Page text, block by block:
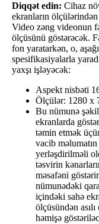
Diqqət edin: Cihaz nö
ekranların ölçülərindən
Video zəng videonun f
ölçüsünü göstərəcək. F
fon yaratarkən, o, aşağı
spesifikasiyalarla yarad
yaxşı işləyəcək:
Aspekt nisbəti
Ölçülər: 1280 x
Bu nümunə şəkil
ekranlarda göstə
təmin etmək üçü
vacib məlumatın
yerləşdirilməli
təsvirin kənarları
məsafəni göstərir
nümunədəki qara
içindəki sahə
ölçüsündən asılı
həmişə göstəriləc